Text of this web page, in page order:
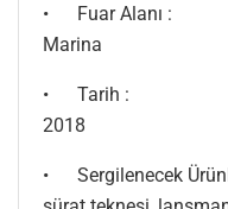
• Fuar
Marina
• Tarih :
2018
• Sergilenecek